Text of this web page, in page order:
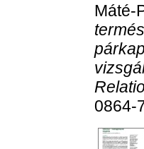
Máté-
0864-